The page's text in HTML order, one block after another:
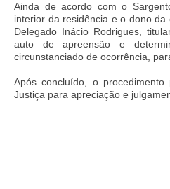
Ainda de acordo com o
interior da residência e o dono
Delegado Inácio Rodrigues,
auto de apreensão e
circunstanciado de ocorrência,
Após concluído, o
Justiça para apreciação e